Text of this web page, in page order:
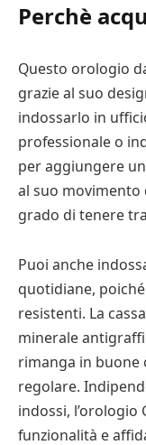
Perchè
Questo orologio
grazie al suo
indossarlo in
professionale o
per aggiungere
al suo movimento
grado di tenere
Puoi anche
quotidiane,
resistenti. La
minerale
rimanga in buone
regolare.
indossi,
funzionalità e